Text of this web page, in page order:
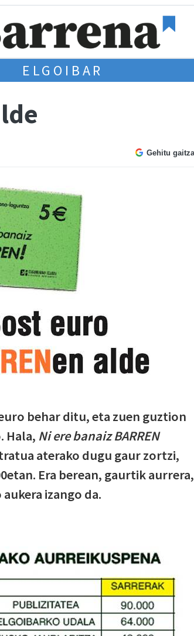
ELGOIBAR
Gehitu
behar ditu, eta zuen guztion
Hala, Ni ere banaiz BARREN
aterako dugu gaur zortzi,
Era berean, gaurtik aurrera,
izango da.